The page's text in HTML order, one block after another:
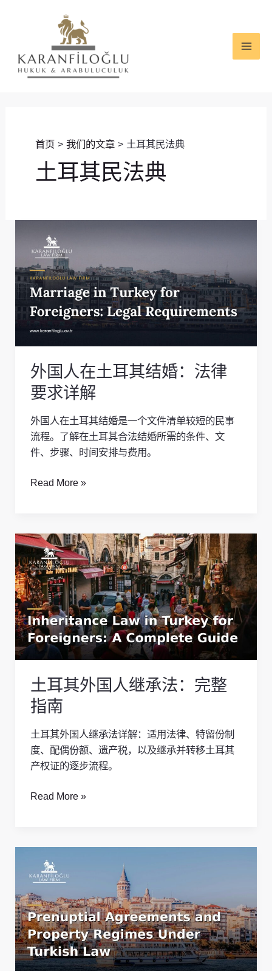
首页 我们的文章 土耳其民法典
土耳其民法典
外国人在土耳其结婚：法律
要求详解
外国人在土耳其结婚是一个文件清单较短的民事
流程。了解在土耳其合法结婚所需的条件、文
件、步骤、时间安排与费用。
人
在
土
耳
其
法
律
要
求
详
解
Read More »
土耳其外国人继承法：完整
指南
土耳其外国人继承法详解：适用法律、特留份制
度、配偶份额、遗产税，以及继承并转移土耳其
产权证的逐步流程。
土
耳
其
外
国
人
继
承
完
整
指
南
Read More »
其
法
律
下
的
婚